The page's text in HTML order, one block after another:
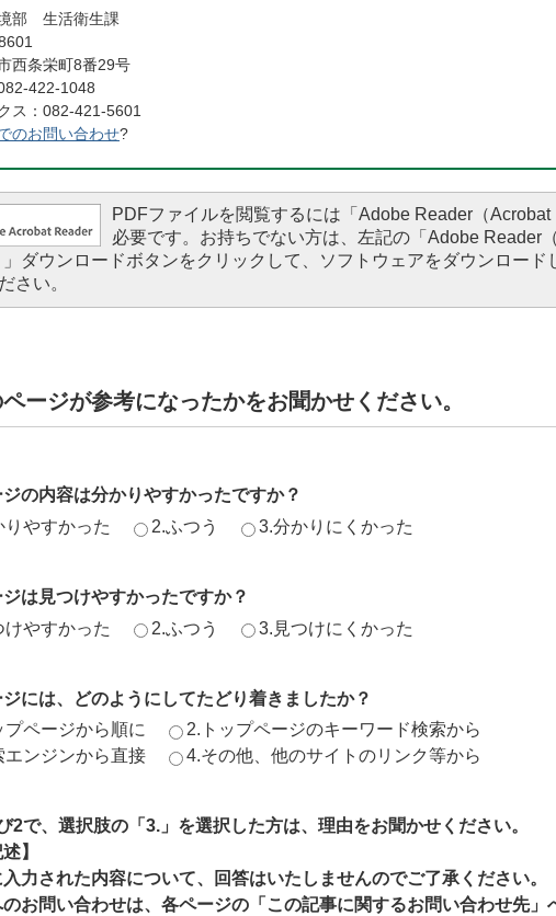
部 生活衛生課
西条栄町8番29号
422-1048
ス：082-421-5601
のお問い合わせ?
PDFファイルを閲覧するには「Adobe Reader（
必要です。お持ちでない方は、左記の「Adobe Reader
」ダウンロードボタンをクリックして、ソフトウェアをダウンロード
さい。
ージが参考になったかをお聞かせください。
ジの内容は分かりやすかったですか？
りやすかった
2.ふつう 3.分かりにくかった
は見つけやすかったですか？
けやすかった
2.ふつう 3.見つけにくかった
ジには、どのようにしてたどり着きましたか？
プページから順に
2.トップページのキーワード検索から
エンジンから直接
4.その他、他のサイトのリンク等から
2で、選択肢の「3.」を選択した方は、理由をお聞かせください。
】
力された内容について、回答はいたしませんのでご了承ください。
お問い合わせは、各ページの「この記事に関するお問い合わせ先」